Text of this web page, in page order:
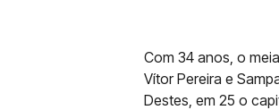
Com 34 anos, o
Vítor Pereira e
Destes, em 25 o